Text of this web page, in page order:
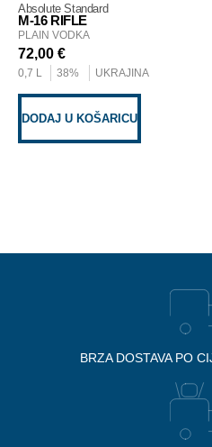
Absolute Standard
M-16 RIFLE
PLAIN VODKA
72,00 €
0,7 L 38% UKRAJINA
DODAJ U KOŠARICU
BRZA DOSTAVA PO